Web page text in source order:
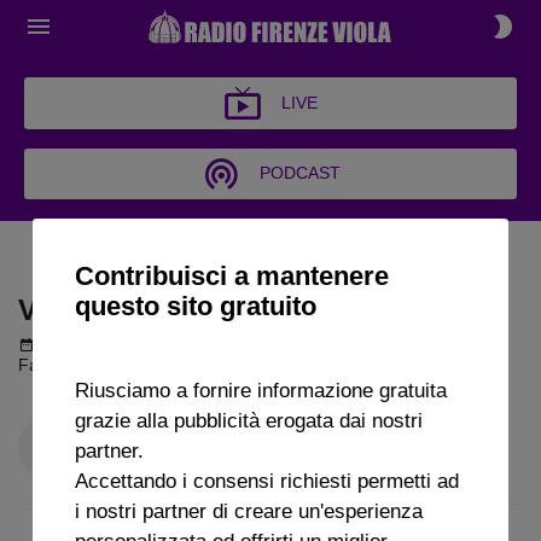
LIVE
PODCAST
VIOLA AMORE MIO
VIOLA AMORE MIO
Fabrizio Berni a Radio FirenzeViola
Contribuisci a mantenere
questo sito gratuito
Riusciamo a fornire informazione gratuita
grazie alla pubblicità erogata dai nostri
partner.
Accettando i consensi richiesti permetti ad
i nostri partner di creare un'esperienza